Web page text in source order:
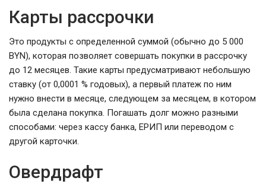
Карты рассрочки
Это продукты с определенной суммой (обычно до 5 000
BYN), которая позволяет совершать покупки в рассрочку
до 12 месяцев. Такие карты предусматривают небольшую
ставку (от 0,0001 % годовых), а первый платеж по ним
нужно внести в месяце, следующем за месяцем, в котором
была сделана покупка. Погашать долг можно разными
способами: через кассу банка, ЕРИП или переводом с
другой карточки.
Овердрафт